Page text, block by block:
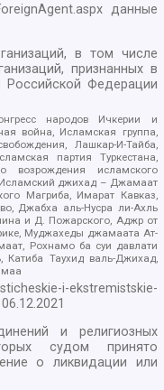
данные
в том числе
признанных в
Российской Федерации
народов Ичкерии и
война, Исламская группа,
Лашкар-И-Тайба,
партия Туркестана,
возрождения исламского
джихад – Джамаат
Магриба, Имарат Кавказ,
Джабха аль-Нусра ли-Ахль
и Д. Пожарского, Аджр от
Муджахеды джамаата Ат-
Рохнамо ба суи давлати
Катиба Таухид валь-Джихад,
i-ekstremistskie-
06.12.2021
и религиозных
судом принято
о ликвидации или